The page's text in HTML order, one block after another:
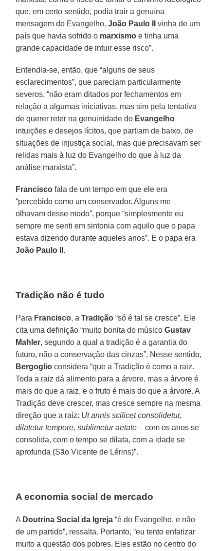
que, em certo sentido, podia trair a genuína
mensagem do Evangelho.João Paulo II
vinha de um
país que havia sofrido o marxismo e tinha uma
grande capacidade de intuir esse risco”.
Entendia-se, então, que “alguns de seus
esclarecimentos”, que pareciam particularmente
severos, “não eram ditados por fechamentos em
relação a algumas iniciativas, mas sim pela tentativa
de querer reter na genuinidade do Evangelho
intuições e desejos lícitos, que partiam de baixo, de
situações de injustiça social, mas que precisavam ser
relidas mais à luz do Evangelho do que à luz da
análise marxista”.
Francisco fala de um tempo em que ele era
“percebido como um conservador. Alguns me
olhavam desse modo”, porque “simplesmente eu
sempre me senti em sintonia com aquilo que o papa
estava dizendo durante aqueles anos”. E o papa era
João Paulo II .
Tradição não é tudo
Para Francisco, aTradição “só é tal se cresce”. Ele
cita uma definição “muito bonita do músicoGustav
Mahler, segundo a qual a tradição é a garantia do
futuro, não a conservação das cinzas”. Nesse sentido,
Bergoglio considera “que a Tradição é como a raiz.
Toda a raiz dá alimento para a árvore, mas a árvore é
mais do que a raiz, e o fruto é mais do que a árvore. A
Tradição deve crescer, mas cresce sempre na mesma
direção que a raiz: Ut annis scilicet consolidetur,
dilatetur tempore, sublimetur aetate – com os anos se
consolida, com o tempo se dilata, com a idade se
aprofunda (São Vicente de Lérins)”.
A economia social de mercado
A Doutrina Social da Igreja “é do Evangelho, e não
de um partido”, ressalta. Portanto, “eu tento enfatizar
muito a questão dos pobres. Eles estão no centro do